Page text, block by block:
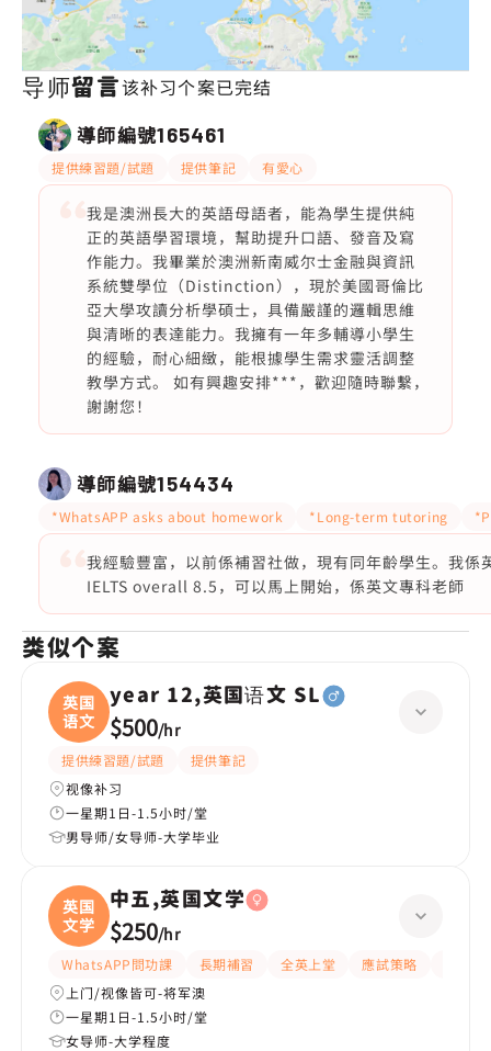
导师留言该补习个案已完结
導師編號165461
提供練習題/試題 提供筆記 有愛心
我是澳洲長大的英語母語者，能為學生提供純
正的英語學習環境，幫助提升口語、發音及寫
作能力。我畢業於澳洲新南威尔士金融與資訊
系統雙學位（Distinction），現於美國哥倫比
亞大學攻讀分析學碩士，具備嚴謹的邏輯思維
與清晰的表達能力。我擁有一年多輔導小學生
的經驗，耐心細緻，能根據學生需求靈活調整
教學方式。 如有興趣安排***，歡迎隨時聯繫，
謝謝您！
導師編號154434
*WhatsAPP asks about homework *Long-term tutoring
我經驗豐富，以前係補習社做，現有同年齡學生。我
IELTS overall 8.5，可以馬上開始，係英文專科老師
类似个案
英国
语文
year 12,英国语文 SL
$500/hr
提供練習題/試題
提供筆記
视像补习
一星期1日-1.5小时/堂
男导师/女导师-大学毕业
英国
文学
中五,英国文学
$250/hr
WhatsAPP問功課 長期補習 全英上堂 應試策略
上门/视像皆可-将军澳
一星期1日-1.5小时/堂
女导师-大学程度